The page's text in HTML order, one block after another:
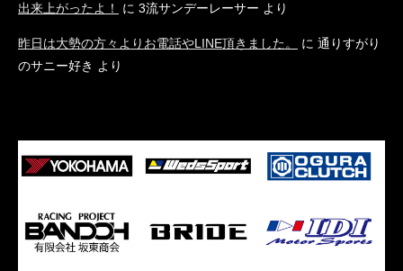
出来上がったよ！ に 3流サンデーレーサー より
昨日は大勢の方々よりお電話やLINE頂きました。 に 通りすがり
のサニー好き より